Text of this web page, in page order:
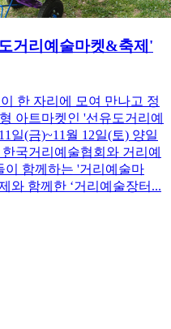
거리예술마켓&축제'
한 자리에 모여 만나고 정
아트마켓인 '선유도거리예
일(금)~11월 12일(토) 양일
국거리예술협회와 거리예
이 함께하는 '거리예술마
와 함께한 ‘거리예술장터...